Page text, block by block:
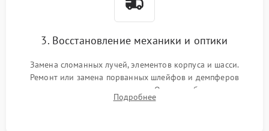
3. Восстановление механики и оптики
Замена сломанных лучей, элементов корпуса и шасси.
Ремонт или замена порванных шлейфов и демпферов
трехосевого подвеса камеры. Очистка объектива,
восстановление механизма фокусировки. Установка новых
Подробнее